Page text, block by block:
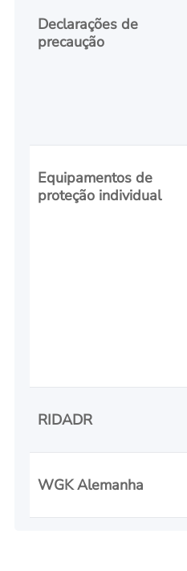
Declarações de
precaução
Equipamentos de
proteção individual
RIDADR
WGK Alemanha